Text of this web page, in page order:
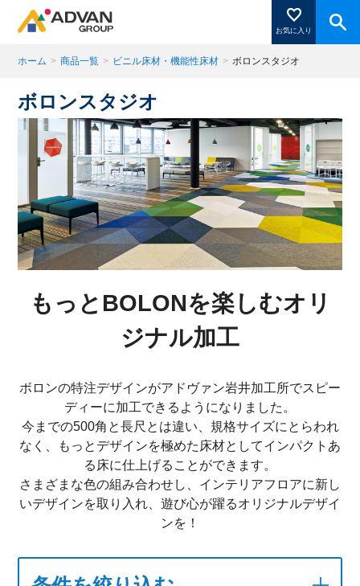
お気に入り
商品ページにある「お気に入り登録」を押すと登録した
商品がここに表示されます。
閉じる
ホーム > 商品一覧 > ビニル床材・機能性床材 > ボロンスタジオ
ボロンスタジオ
もっとBOLONを楽しむオリ
ジナル加工
ボロンの特注デザインがアドヴァン岩井加工所でスピー
ディーに加工できるようになりました。
今までの500角と長尺とは違い、規格サイズにとらわれ
なく、もっとデザインを極めた床材としてインパクトあ
る床に仕上げることができます。
さまざまな色の組み合わせし、インテリアフロアに新し
いデザインを取り入れ、遊び心が躍るオリジナルデザイ
ンを！